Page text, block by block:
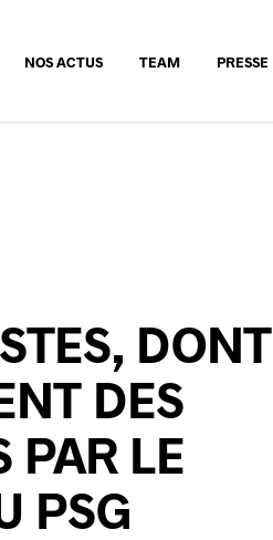
NOS ACTUS TEAM PRESSE
DONT
DES
PAR LE
PSG